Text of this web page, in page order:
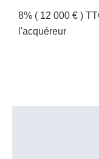
8% ( 12 000 € )
l'acquéreur